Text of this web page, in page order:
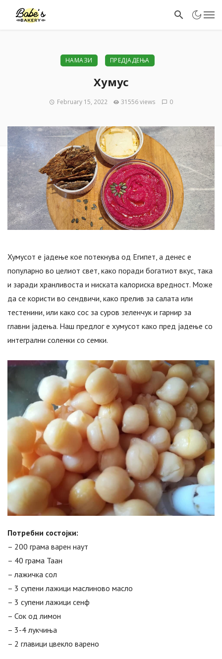
НАМАЗИ ПРЕДЈАДЕЊА
Хумус
February 15, 2022 31556 views 0
Хумусот е јадење кое потекнува од Египет, а денес е
популарно во целиот свет, како поради богатиот вкус, така
и заради хранливоста и ниската калориска вредност. Може
да се користи во сендвичи, како прелив за салата или
тестенини, или како сос за суров зеленчук и гарнир за
главни јадења. Наш предлог е хумусот како пред јадење со
интегрални соленки со семки.
Потребни состојки:
– 200 грама варен наут
– 40 грама Таан
– лажичка сол
– 3 супени лажици маслиново масло
– 3 супени лажици сенф
– Сок од лимон
– 3-4 лукчиња
– 2 главици цвекло варено